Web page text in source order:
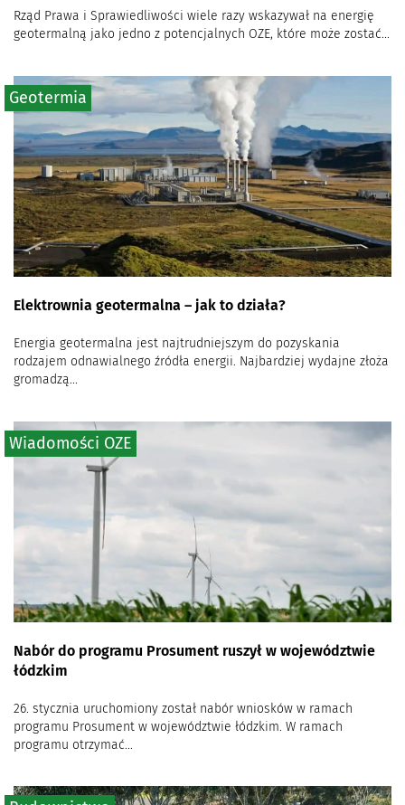
Rząd Prawa i Sprawiedliwości wiele razy wskazywał na energię
geotermalną jako jedno z potencjalnych OZE, które może zostać...
Elektrownia geotermalna – jak to działa?
Energia geotermalna jest najtrudniejszym do pozyskania
rodzajem odnawialnego źródła energii. Najbardziej wydajne złoża
gromadzą...
Geotermia
Nabór do programu Prosument ruszył w województwie
łódzkim
26. stycznia uruchomiony został nabór wniosków w ramach
programu Prosument w województwie łódzkim. W ramach
programu otrzymać...
Wiadomości OZE